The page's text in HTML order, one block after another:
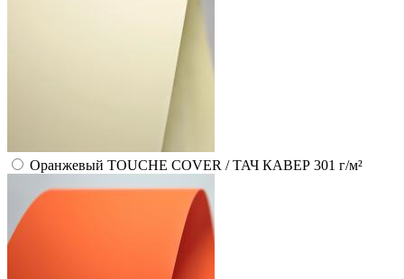
Оранжевый TOUCHE COVER / ТАЧ КАВЕР 301 г/м²